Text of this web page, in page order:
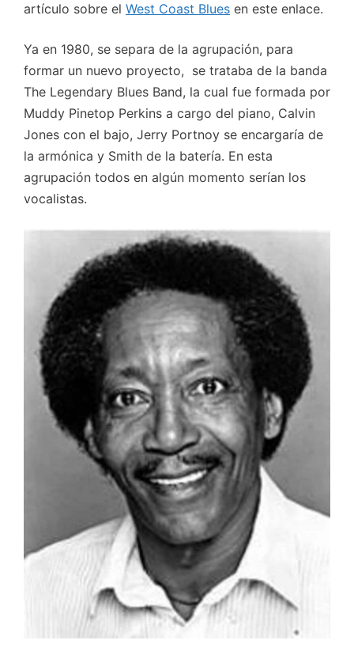
artículo sobre el West Coast Blues en este enlace.
Ya en 1980, se separa de la agrupación, para
formar un nuevo proyecto, se trataba de la banda
The Legendary Blues Band, la cual fue formada por
Muddy Pinetop Perkins a cargo del piano, Calvin
Jones con el bajo, Jerry Portnoy se encargaría de
la armónica y Smith de la batería. En esta
agrupación todos en algún momento serían los
vocalistas.